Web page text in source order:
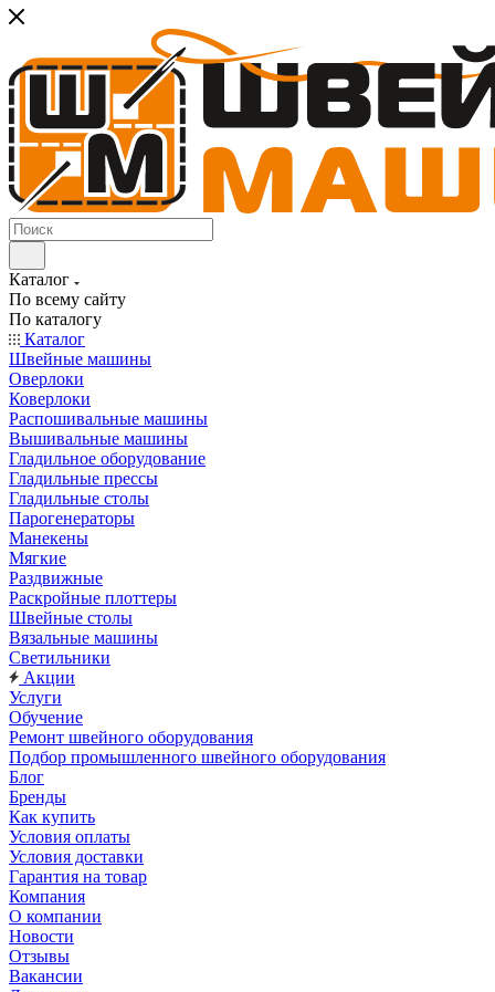
Каталог
По всему сайту
По каталогу
Каталог
Швейные машины
Оверлоки
Коверлоки
Распошивальные машины
Вышивальные машины
Гладильное оборудование
Гладильные прессы
Гладильные столы
Парогенераторы
Манекены
Мягкие
Раздвижные
Раскройные плоттеры
Швейные столы
Вязальные машины
Светильники
Акции
Услуги
Обучение
Ремонт швейного оборудования
Подбор промышленного швейного оборудования
Блог
Бренды
Как купить
Условия оплаты
Условия доставки
Гарантия на товар
Компания
О компании
Новости
Отзывы
Вакансии